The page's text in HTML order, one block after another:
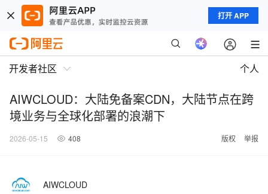
打开 APP
开发者社区 个人
AIWCLOUD：大陆免备案CDN，大陆节点在跨
境业务与全球化部署的浪潮下
2026-05-15 408 版权 举报
AIWCLOUD